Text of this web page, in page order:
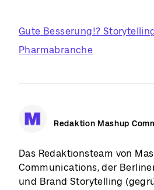
Gute Besserung!?
Pharmabranche
Redaktion Mashup
Das Redaktionsteam von
Communications, der
und Brand Storytelling